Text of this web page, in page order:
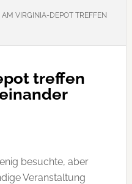
AM VIRGINIA-DEPOT TREFFEN
treffen
besuchte, aber
Veranstaltung